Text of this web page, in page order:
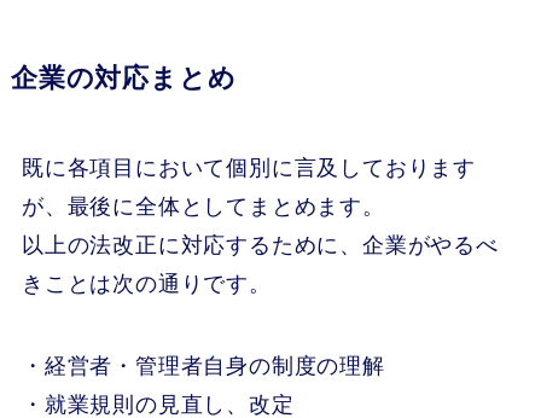
企業の対応まとめ
既に各項目において個別に言及しております
が、最後に全体としてまとめます。
以上の法改正に対応するために、企業がやるべ
きことは次の通りです。
・経営者・管理者自身の制度の理解
・就業規則の見直し、改定